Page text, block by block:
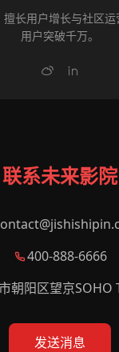
擅长用户增长与社区
用户突破千万。
联系未来影院
400-888-6666
朝阳区望京SOHO
发送消息